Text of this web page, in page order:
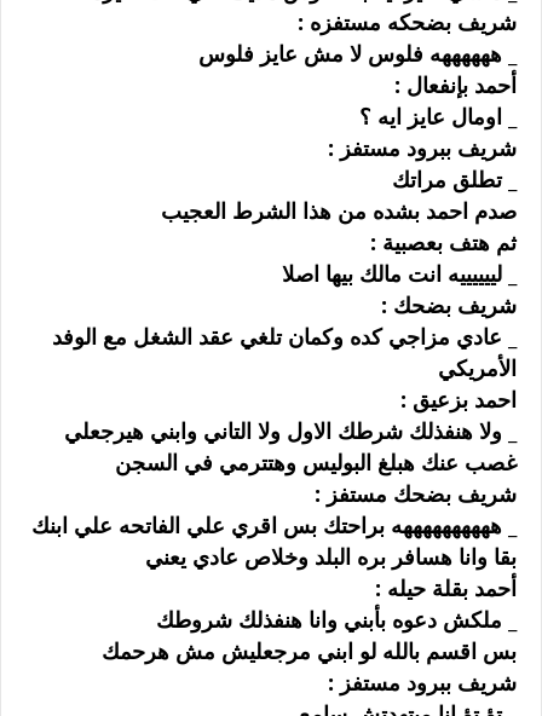
ﺷﺮﻳﻒ ﺑﻀﺤﻜﻪ ﻣﺴﺘﻔﺰﻩ :
_ ﻫﻬﻬﻬﻬﻬﻪ ﻓﻠﻮﺱ ﻻ ﻣﺶ ﻋﺎﻳﺰ ﻓﻠﻮﺱ
ﺃﺣﻤﺪ ﺑﺈﻧﻔﻌﺎﻝ :
_ ﺍﻭﻣﺎﻝ ﻋﺎﻳﺰ ﺍﻳﻪ ؟
ﺷﺮﻳﻒ ﺑﺒﺮﻭﺩ ﻣﺴﺘﻔﺰ :
_ ﺗﻄﻠﻖ ﻣﺮﺍﺗﻚ
ﺻﺪﻡ ﺍﺣﻤﺪ ﺑﺸﺪﻩ ﻣﻦ ﻫﺬﺍ ﺍﻟﺸﺮﻁ ﺍﻟﻌﺠﻴﺐ
ﺛﻢ ﻫﺘﻒ ﺑﻌﺼﺒﻴﺔ :
_ ﻟﻴﻴﻴﻴﻴﻴﻪ ﺍﻧﺖ ﻣﺎﻟﻚ ﺑﻴﻬﺎ ﺍﺻﻼ
ﺷﺮﻳﻒ ﺑﻀﺤﻚ :
_ ﻋﺎﺩﻱ ﻣﺰﺍﺟﻲ ﻛﺪﻩ ﻭﻛﻤﺎﻥ ﺗﻠﻐﻲ ﻋﻘﺪ ﺍﻟﺸﻐﻞ ﻣﻊ ﺍﻟﻮﻓﺪ
ﺍﻷﻣﺮﻳﻜﻲ
ﺍﺣﻤﺪ ﺑﺰﻋﻴﻖ :
_ ﻭﻻ ﻫﻨﻔﺬﻟﻚ ﺷﺮﻃﻚ ﺍﻻﻭﻝ ﻭﻻ ﺍﻟﺘﺎﻧﻲ ﻭﺍﺑﻨﻲ ﻫﻴﺮﺟﻌﻠﻲ
ﻏﺼﺐ ﻋﻨﻚ ﻫﺒﻠﻎ ﺍﻟﺒﻮﻟﻴﺲ ﻭﻫﺘﺘﺮﻣﻲ ﻓﻲ ﺍﻟﺴﺠﻦ
ﺷﺮﻳﻒ ﺑﻀﺤﻚ ﻣﺴﺘﻔﺰ :
_ ﻫﻬﻬﻬﻬﻬﻬﻬﻬﻬﻪ ﺑﺮﺍﺣﺘﻚ ﺑﺲ ﺍﻗﺮﻱ ﻋﻠﻲ ﺍﻟﻔﺎﺗﺤﻪ ﻋﻠﻲ ﺍﺑﻨﻚ
ﺑﻘﺎ ﻭﺍﻧﺎ ﻫﺴﺎﻓﺮ ﺑﺮﻩ ﺍﻟﺒﻠﺪ ﻭﺧﻼﺹ ﻋﺎﺩﻱ ﻳﻌﻨﻲ
ﺃﺣﻤﺪ ﺑﻘﻠﺔ ﺣﻴﻠﻪ :
_ ﻣﻠﻜﺶ ﺩﻋﻮﻩ ﺑﺄﺑﻨﻲ ﻭﺍﻧﺎ ﻫﻨﻔﺬﻟﻚ ﺷﺮﻭﻃﻚ
ﺑﺲ ﺍﻗﺴﻢ ﺑﺎﻟﻠﻪ ﻟﻮ ﺍﺑﻨﻲ ﻣﺮﺟﻌﻠﻴﺶ ﻣﺶ ﻫﺮﺣﻤﻚ
ﺷﺮﻳﻒ ﺑﺒﺮﻭﺩ ﻣﺴﺘﻔﺰ :